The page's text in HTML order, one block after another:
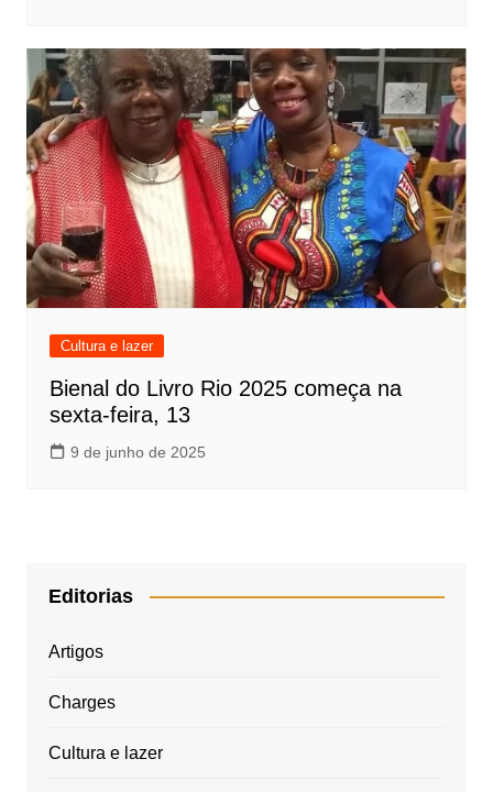
Cultura e lazer
Bienal do Livro Rio 2025 começa na
sexta-feira, 13
9 de junho de 2025
Editorias
Artigos
Charges
Cultura e lazer